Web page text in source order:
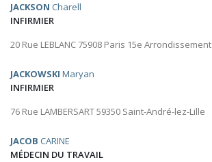
JACKSON Charell
INFIRMIER
20 Rue LEBLANC 75908 Paris 15e Arrondissement
JACKOWSKI Maryan
INFIRMIER
76 Rue LAMBERSART 59350 Saint-André-lez-Lille
JACOB CARINE
MÉDECIN DU TRAVAIL